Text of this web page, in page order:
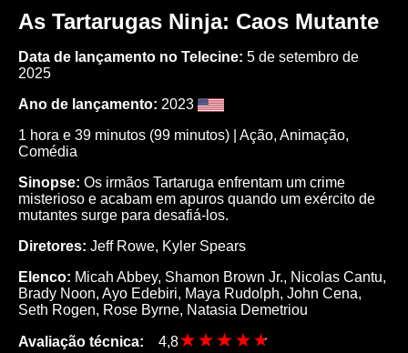
As Tartarugas Ninja: Caos Mutante
Data de lançamento no Telecine: 5 de setembro de
2025
Ano de lançamento: 2023
1 hora e 39 minutos (99 minutos) | Ação, Animação,
Comédia
Sinopse: Os irmãos Tartaruga enfrentam um crime
misterioso e acabam em apuros quando um exército de
mutantes surge para desafiá-los.
Diretores: Jeff Rowe, Kyler Spears
Elenco: Micah Abbey, Shamon Brown Jr., Nicolas Cantu,
Brady Noon, Ayo Edebiri, Maya Rudolph, John Cena,
Seth Rogen, Rose Byrne, Natasia Demetriou
Avaliação técnica:
4,8